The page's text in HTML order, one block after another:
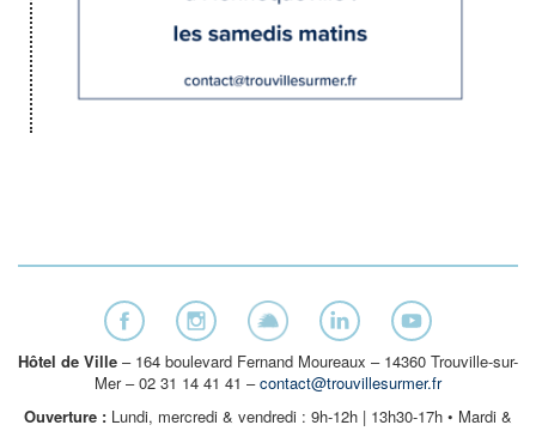
Hôtel de Ville – 164 boulevard Fernand Moureaux – 14360 Trouville-sur-
Mer – 02 31 14 41 41 –contact@trouvillesurmer.fr
Ouverture : Lundi, mercredi & vendredi : 9h-12h | 13h30-17h • Mardi &